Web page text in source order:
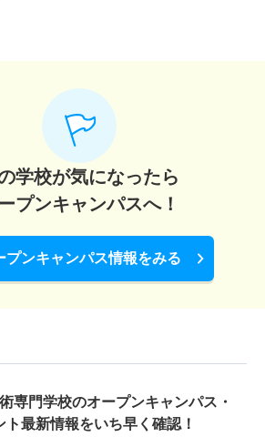
学校が気になったら
プンキャンパスへ！
プンキャンパス情報をみる
専門学校のオープンキャンパス・
ト最新情報をいち早く確認！